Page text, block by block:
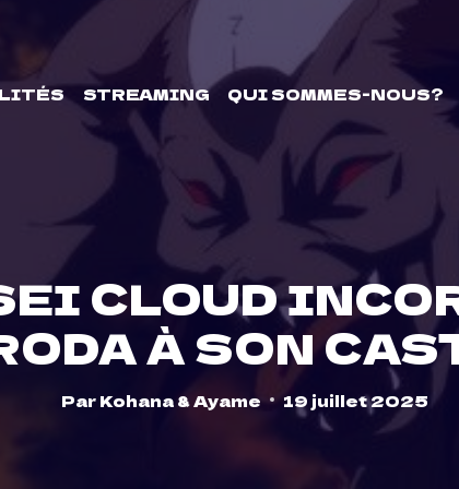
STREAMING QUI SOMMES-NOUS?
CLOUD
À SON
ParKohana & Ayame 19 juillet 2025